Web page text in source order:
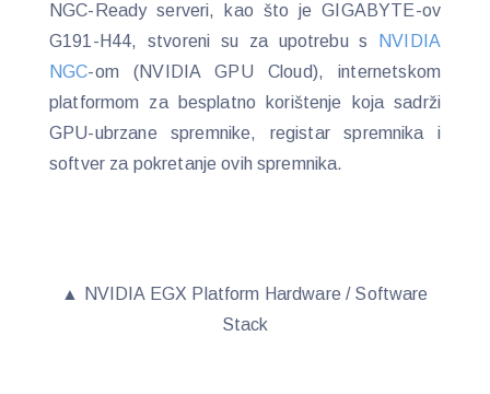
NGC-Ready serveri, kao što je GIGABYTE-ov
G191-H44, stvoreni su za upotrebu s
NVIDIA
NGC-om (NVIDIA GPU Cloud), internetskom
platformom za besplatno korištenje koja sadrži
GPU-ubrzane spremnike, registar spremnika i
softver za pokretanje ovih spremnika.
▲ NVIDIA EGX Platform Hardware / Software
Stack